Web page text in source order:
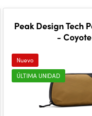
Peak Design Tech
- Coyote
Nuevo
ÚLTIMA UNIDAD